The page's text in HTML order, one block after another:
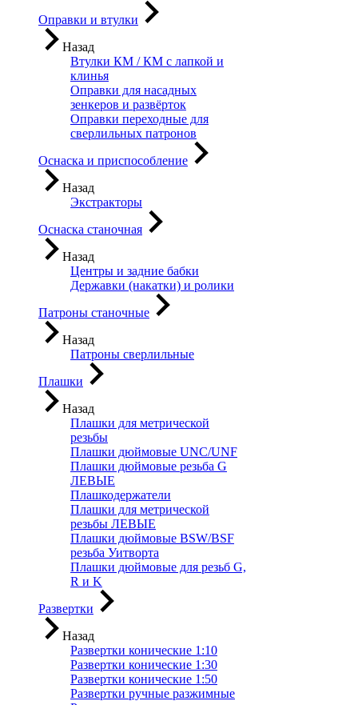
Оправки и втулки
Назад
Втулки КМ / КМ с лапкой и
клинья
Оправки для насадных
зенкеров и развёрток
Оправки переходные для
сверлильных патронов
Оснаска и приспособление
Назад
Экстракторы
Оснаска станочная
Назад
Центры и задние бабки
Державки (накатки) и ролики
Патроны станочные
Назад
Патроны сверлильные
Плашки
Назад
Плашки для метрической
резьбы
Плашки дюймовые UNC/UNF
Плашки дюймовые резьба G
ЛЕВЫЕ
Плашкодержатели
Плашки для метрической
резьбы ЛЕВЫЕ
Плашки дюймовые BSW/BSF
резьба Уитворта
Плашки дюймовые для резьб G,
R и K
Развертки
Назад
Развертки конические 1:10
Развертки конические 1:30
Развертки конические 1:50
Развертки ручные разжимные